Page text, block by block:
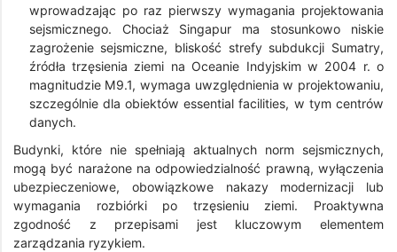
wprowadzając po raz pierwszy wymagania projektowania
sejsmicznego. Chociaż Singapur ma stosunkowo niskie
zagrożenie sejsmiczne, bliskość strefy subdukcji Sumatry,
źródła trzęsienia ziemi na Oceanie Indyjskim w 2004 r. o
magnitudzie M9.1, wymaga uwzględnienia w projektowaniu,
szczególnie dla obiektów essential facilities, w tym centrów
danych.
Budynki, które nie spełniają aktualnych norm sejsmicznych,
mogą być narażone na odpowiedzialność prawną, wyłączenia
ubezpieczeniowe, obowiązkowe nakazy modernizacji lub
wymagania rozbiórki po trzęsieniu ziemi. Proaktywna
zgodność z przepisami jest kluczowym elementem
zarządzania ryzykiem.